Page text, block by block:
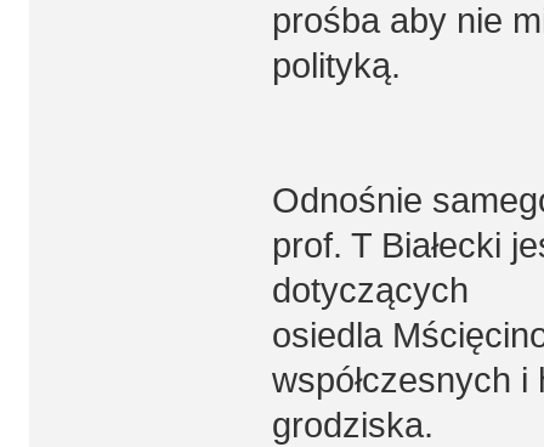
prośba aby nie
polityką.
Odnośnie
prof. T Białecki
dotyczących
osiedla
współczesnych
grodziska.